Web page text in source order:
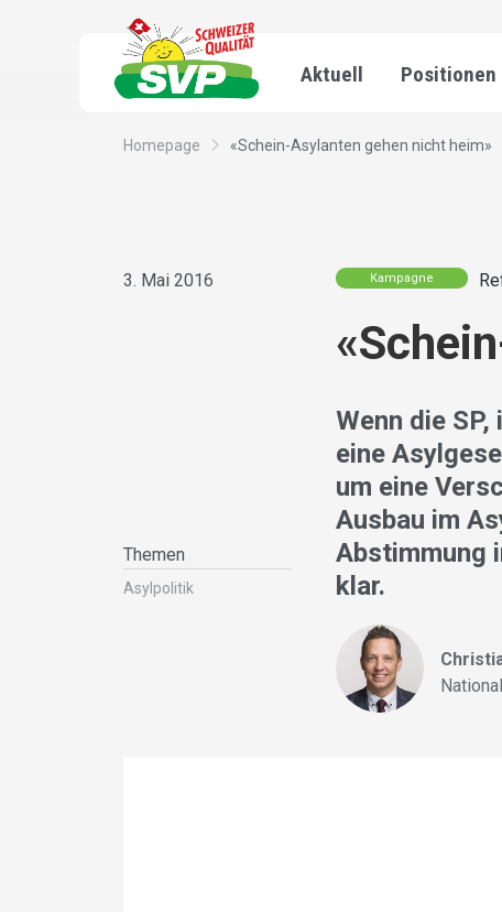
Aktuell Positionen
Homepage «Schein-Asylanten gehen nicht heim»
3. Mai 2016
Themen
Asylpolitik
Kampagne
Wenn die
eine
um eine
Ausbau im
Abstimmung
klar.